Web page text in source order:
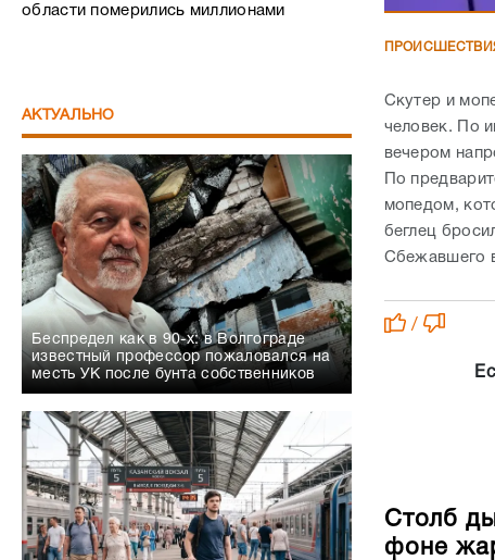
области померились миллионами
АКТУАЛЬНО
Беспредел как в 90-х: в Волгограде
известный профессор пожаловался на
месть УК после бунта собственников
Скутер и
человек. По
вечером
По
мопедом,
беглец
Сбежавшего
/
Столб
фоне